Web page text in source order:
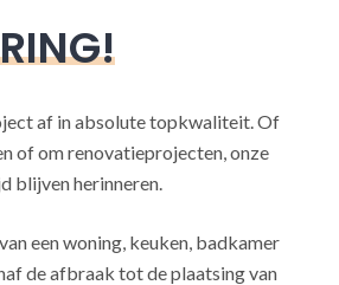
af in absolute topkwaliteit. Of
of om renovatieprojecten, onze
blijven herinneren.
een woning, keuken, badkamer
de afbraak tot de plaatsing van